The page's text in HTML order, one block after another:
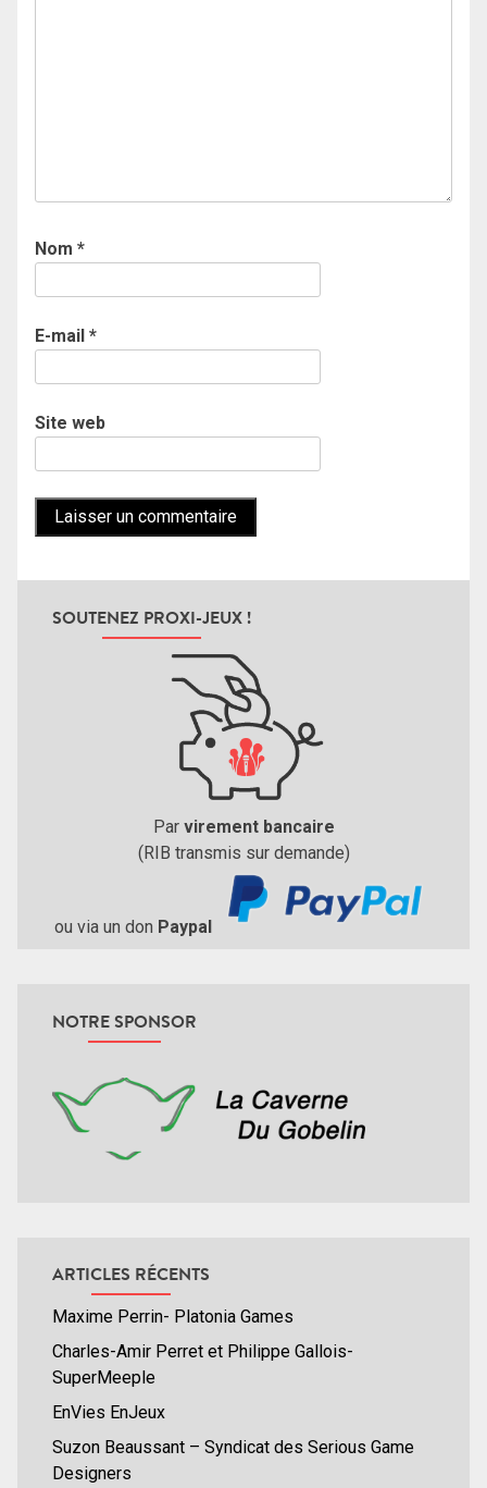
Nom *
E-mail *
Site web
SOUTENEZ PROXI-JEUX !
Par virement bancaire
(RIB transmis sur demande)
ou via un don Paypal
NOTRE SPONSOR
ARTICLES RÉCENTS
Maxime Perrin- Platonia Games
Charles-Amir Perret et Philippe Gallois-
SuperMeeple
EnVies EnJeux
Suzon Beaussant – Syndicat des Serious Game
Designers